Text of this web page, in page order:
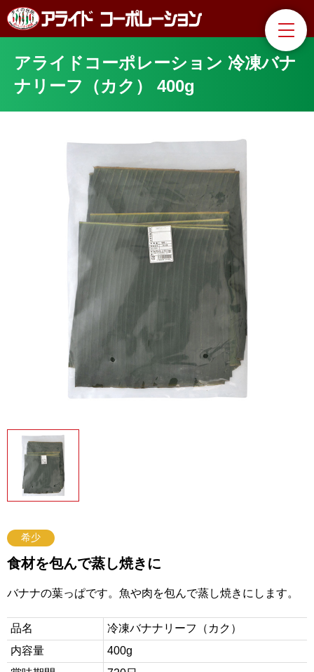
アライドコーポレーション 冷凍バナ
ナリーフ（カク） 400g
希少
食材を包んで蒸し焼きに
バナナの葉っぱです。魚や肉を包んで蒸し焼きにします。
品名
冷凍バナナリーフ（カク）
内容量
400g